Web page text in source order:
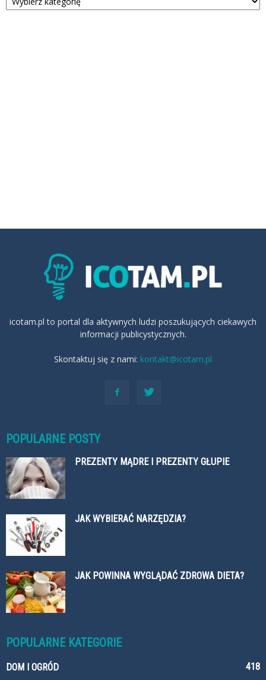
icotam.pl to portal dla aktywnych ludzi poszukujących ciekawych
informacji publicystycznych.
Skontaktuj się z nami: kontakt@icotam.pl
POPULARNE POSTY
PREZENTY MĄDRE I PREZENTY GŁUPIE
JAK WYBIERAĆ NARZĘDZIA?
JAK POWINNA WYGLĄDAĆ ZDROWA DIETA?
POPULARNE KATEGORIE
DOM I OGRÓD
418